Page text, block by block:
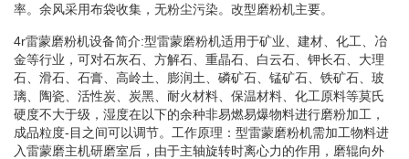
率。余风采用布袋收集，无粉尘污染。改型磨粉机主要。
4r雷蒙磨粉机设备简介:型雷蒙磨粉机适用于矿业、建材、化工、冶
金等行业，可对石灰石、方解石、重晶石、白云石、钾长石、大理
石、滑石、石膏、高岭土、膨润土、磷矿石、锰矿石、铁矿石、玻
璃、陶瓷、活性炭、炭黑、耐火材料、保温材料、化工原料等莫氏
硬度不大于级，湿度在以下的余种非易燃易爆物料进行磨粉加工，
成品粒度-目之间可以调节。工作原理：型雷蒙磨粉机需加工物料进
入雷蒙磨主机研磨室后，由于主轴旋转时离心力的作用，磨辊向外